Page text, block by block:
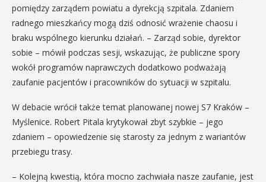
pomiędzy zarządem powiatu a dyrekcją szpitala. Zdaniem
radnego mieszkańcy mogą dziś odnosić wrażenie chaosu i
braku wspólnego kierunku działań. – Zarząd sobie, dyrektor
sobie – mówił podczas sesji, wskazując, że publiczne spory
wokół programów naprawczych dodatkowo podważają
zaufanie pacjentów i pracowników do sytuacji w szpitalu.
W debacie wrócił także temat planowanej nowej S7 Kraków –
Myślenice. Robert Pitala krytykował zbyt szybkie – jego
zdaniem – opowiedzenie się starosty za jednym z wariantów
przebiegu trasy.
– Kolejną kwestią, która mocno zachwiała nasze zaufanie, jest